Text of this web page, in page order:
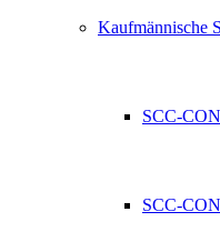
Kaufmännische
SCC-
SCC-